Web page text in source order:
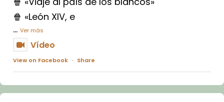
🍿 «León XIV, e
... Ver más
Vídeo
View on Facebook · Share
Arquebisbat de Barcelona